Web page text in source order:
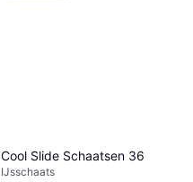
Cool Slide Schaatsen 36
IJsschaats